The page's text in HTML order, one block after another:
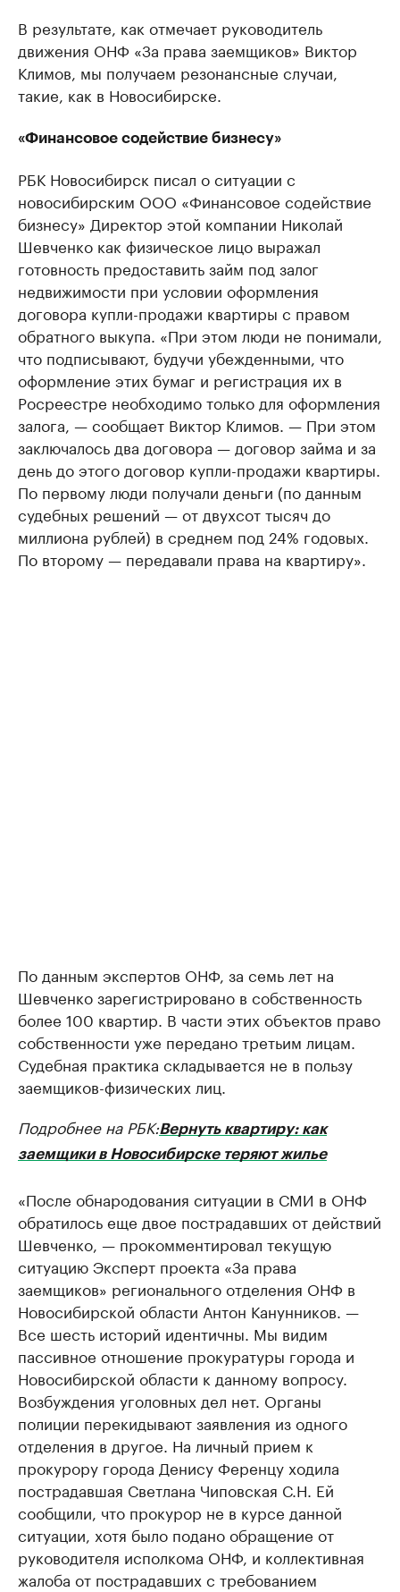
В результате, как отмечает руководитель
движения ОНФ «За права заемщиков» Виктор
Климов, мы получаем резонансные случаи,
такие, как в Новосибирске.
«Финансовое содействие бизнесу»
РБК Новосибирск писал о ситуации с
новосибирским ООО «Финансовое содействие
бизнесу» Директор этой компании Николай
Шевченко как физическое лицо выражал
готовность предоставить займ под залог
недвижимости при условии оформления
договора купли-продажи квартиры с правом
обратного выкупа. «При этом люди не понимали,
что подписывают, будучи убежденными, что
оформление этих бумаг и регистрация их в
Росреестре необходимо только для оформления
залога, — сообщает Виктор Климов. — При этом
заключалось два договора — договор займа и за
день до этого договор купли-продажи квартиры.
По первому люди получали деньги (по данным
судебных решений — от двухсот тысяч до
миллиона рублей) в среднем под 24% годовых.
По второму — передавали права на квартиру».
По данным экспертов ОНФ, за семь лет на
Шевченко зарегистрировано в собственность
более 100 квартир. В части этих объектов право
собственности уже передано третьим лицам.
Судебная практика складывается не в пользу
заемщиков-физических лиц.
Подробнее на РБК:Вернуть квартиру: как
заемщики в Новосибирске теряют жилье
«После обнародования ситуации в СМИ в ОНФ
обратилось еще двое пострадавших от действий
Шевченко, — прокомментировал текущую
ситуацию Эксперт проекта «За права
заемщиков» регионального отделения ОНФ в
Новосибирской области Антон Канунников. —
Все шесть историй идентичны. Мы видим
пассивное отношение прокуратуры города и
Новосибирской области к данному вопросу.
Возбуждения уголовных дел нет. Органы
полиции перекидывают заявления из одного
отделения в другое. На личный прием к
прокурору города Денису Ференцу ходила
пострадавшая Светлана Чиповская С.Н. Ей
сообщили, что прокурор не в курсе данной
ситуации, хотя было подано обращение от
руководителя исполкома ОНФ, и коллективная
жалоба от пострадавших с требованием